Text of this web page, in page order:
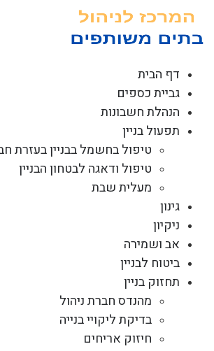
דף הבית
גביית כספים
הנהלת חשבונות
תפעול בניין
טיפול בחשמל בבניין בעזרת
טיפול ודאגה לבטחון הבניין
מעלית שבת
גינון
ניקיון
אב ושמירה
ביטוח לבניין
תחזוק בניין
מהנדס חברת ניהול
בדיקת ליקויי בנייה
חיזוק אריחים